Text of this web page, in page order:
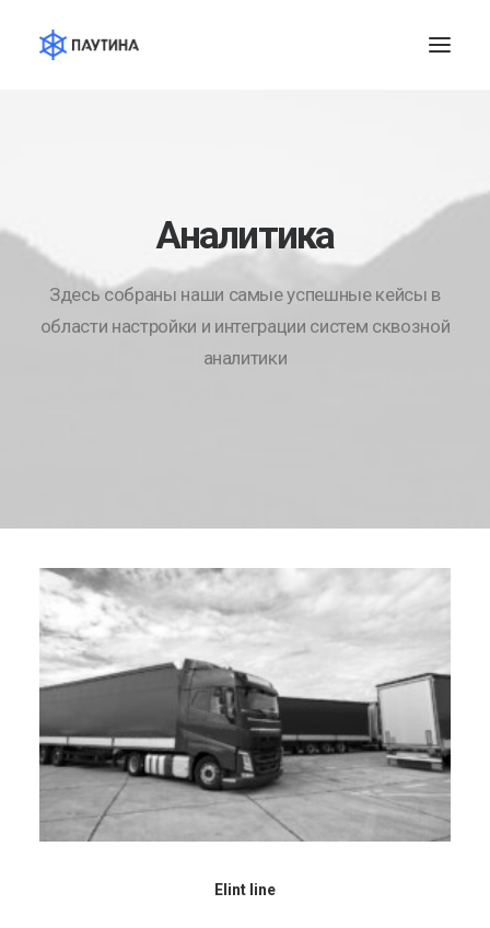
Аналитика
Здесь собраны наши самые успешные кейсы в
области настройки и интеграции систем сквозной
аналитики
Elint line